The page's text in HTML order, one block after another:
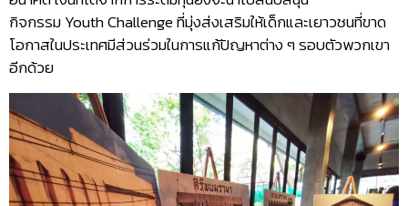
กิจกรรม Youth Challenge ที่มุ่งส่งเสริมให้เด็กและเยาวชนที่ขาด
โอกาสในประเทศมีส่วนร่วมในการแก้ปัญหาต่าง ๆ รอบตัวพวกเขา
อีกด้วย